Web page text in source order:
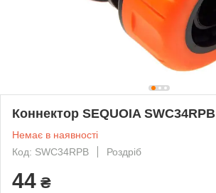
Коннектор SEQUOIA SWC34RPB
Немає в наявності
Код: SWC34RPB
Роздріб
44 ₴